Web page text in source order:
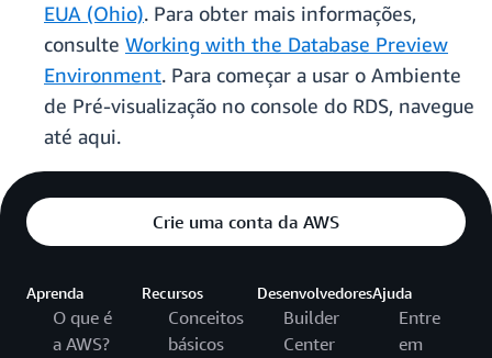
EUA (Ohio). Para obter mais informações,
consulte Working with the Database Preview
Environment. Para começar a usar o Ambiente
de Pré-visualização no console do RDS, navegue
até aqui.
Crie uma conta da AWS
Aprenda
O que é
a AWS?
Recursos
Conceitos
básicos
Desenvolvedores
Builder
Center
Ajuda
Entre
em